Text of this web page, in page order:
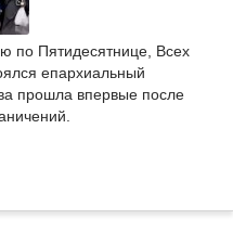
по Пятидесятнице, Всех
епархиальный
прошла впервые после